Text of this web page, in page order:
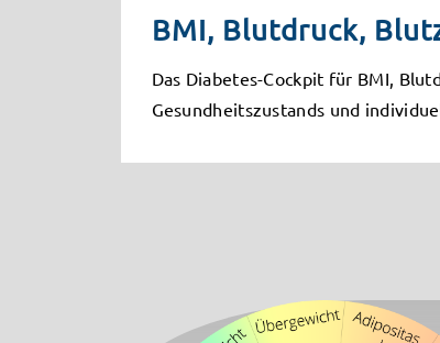
BMI, Blutdruck,
Das Diabetes-Cockpit für BMI,
Gesundheitszustands und